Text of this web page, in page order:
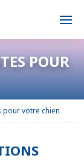
POUR
pour votre chien